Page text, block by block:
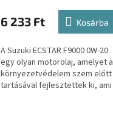
6 233 Ft Kosárba
A Suzuki ECSTAR F9000 0W-20
egy olyan motorolaj, amelyet a
környezetvédelem szem előtt
tartásával fejlesztettek ki, ami